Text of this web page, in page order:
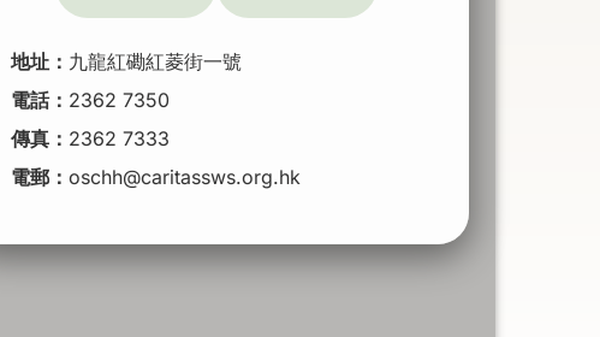
地址： 九龍紅磡紅菱街一號
電話： 2362 7350
傳真： 2362 7333
電郵： oschh@caritassws.org.hk